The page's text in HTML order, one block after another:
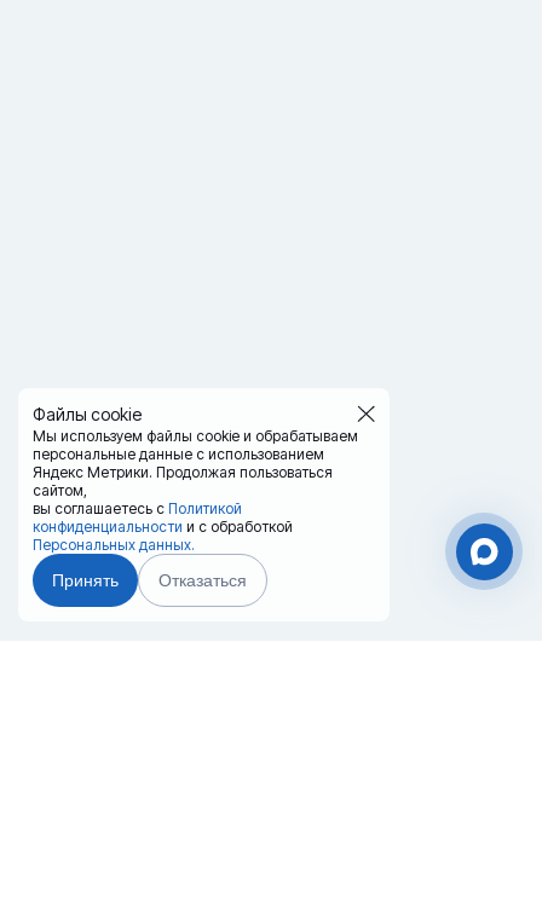
Файлы cookie
Мы используем файлы cookie и обрабатываем
персональные данные с использованием
Яндекс Метрики. Продолжая пользоваться
сайтом,
вы соглашаетесь с Политикой
конфиденциальности и с обработкой
Персональных данных.
Принять Отказаться